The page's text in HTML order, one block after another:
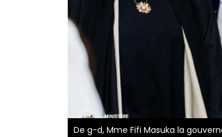
De g-d, Mme Fifi Masuka la